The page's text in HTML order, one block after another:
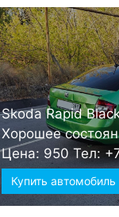
Skoda Rapid
Хорошее
Цена: 950 Тел:
Купить автомобиль